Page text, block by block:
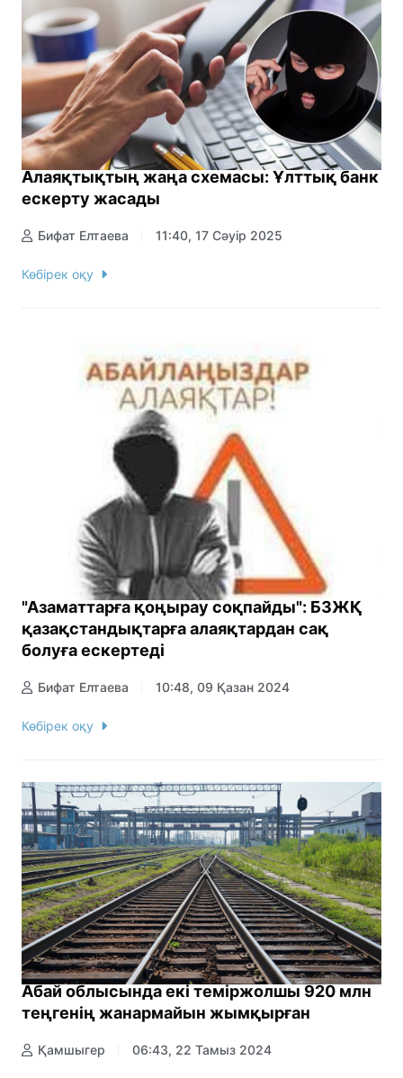
Алаяқтықтың жаңа схемасы: Ұлттық банк
ескерту жасады
Бифат Елтаева 11:40, 17 Сәуір 2025
Көбірек оқу
"Азаматтарға қоңырау соқпайды": БЗЖҚ
қазақстандықтарға алаяқтардан сақ
болуға ескертеді
Бифат Елтаева 10:48, 09 Қазан 2024
Көбірек оқу
Абай облысында екі теміржолшы 920 млн
теңгенің жанармайын жымқырған
Қамшыгер 06:43, 22 Тамыз 2024